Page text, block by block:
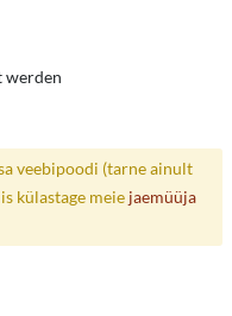
werden
veebipoodi (tarne ainult
külastage meie jaemüüja